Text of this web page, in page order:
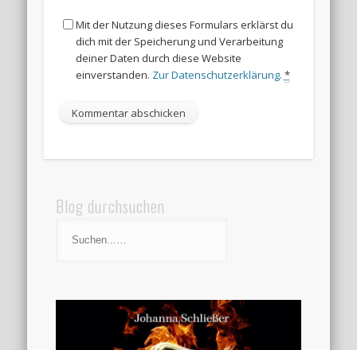
Mit der Nutzung dieses Formulars erklärst du
dich mit der Speicherung und Verarbeitung
deiner Daten durch diese Website
einverstanden. Zur Datenschutzerklärung. *
Blog durchsuchen